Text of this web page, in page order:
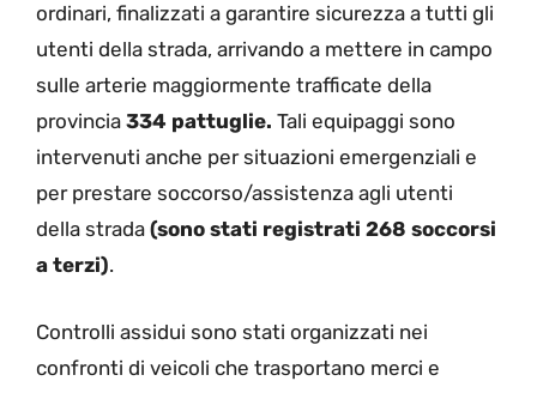
ordinari, finalizzati a garantire sicurezza a tutti gli
utenti della strada, arrivando a mettere in campo
sulle arterie maggiormente trafficate della
provincia 334 pattuglie. Tali equipaggi sono
intervenuti anche per situazioni emergenziali e
per prestare soccorso/assistenza agli utenti
della strada (sono stati registrati 268 soccorsi
a terzi).
Controlli assidui sono stati organizzati nei
confronti di veicoli che trasportano merci e